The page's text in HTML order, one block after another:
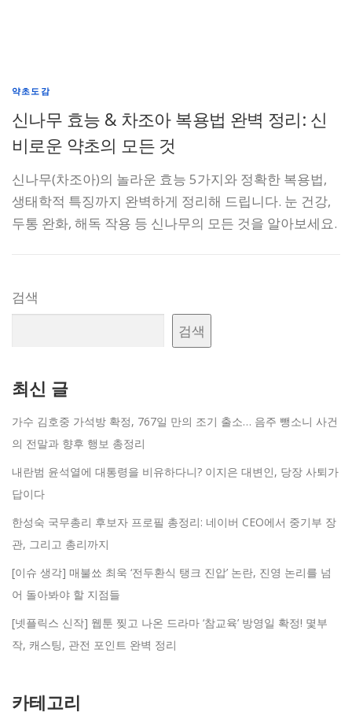
약초도감
신나무 효능 & 차조아 복용법 완벽 정리: 신
비로운 약초의 모든 것
신나무(차조아)의 놀라운 효능 5가지와 정확한 복용법,
생태학적 특징까지 완벽하게 정리해 드립니다. 눈 건강,
두통 완화, 해독 작용 등 신나무의 모든 것을 알아보세요.
검색
검색
최신 글
가수 김호중 가석방 확정, 767일 만의 조기 출소… 음주 뺑소니 사건
의 전말과 향후 행보 총정리
내란범 윤석열에 대통령을 비유하다니? 이지은 대변인, 당장 사퇴가
답이다
한성숙 국무총리 후보자 프로필 총정리: 네이버 CEO에서 중기부 장
관, 그리고 총리까지
[이슈 생각] 매불쑈 최욱 ‘전두환식 탱크 진압’ 논란, 진영 논리를 넘
어 돌아봐야 할 지점들
[넷플릭스 신작] 웹툰 찢고 나온 드라마 ‘참교육’ 방영일 확정! 몇부
작, 캐스팅, 관전 포인트 완벽 정리
카테고리